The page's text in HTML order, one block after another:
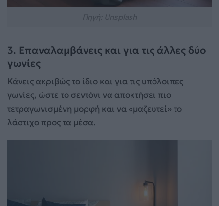
3. Επαναλαμβάνεις και για τις άλλες δύο
γωνίες
Κάνεις ακριβώς το ίδιο και για τις υπόλοιπες
γωνίες, ώστε το σεντόνι να αποκτήσει πιο
τετραγωνισμένη μορφή και να «μαζευτεί» το
λάστιχο προς τα μέσα.